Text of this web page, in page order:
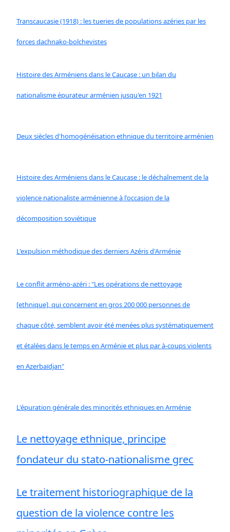
Transcaucasie (1918) : les tueries de populations azéries par les
forces dachnako-bolchevistes
Histoire des Arméniens dans le Caucase : un bilan du
nationalisme épurateur arménien jusqu'en 1921
Deux siècles d'homogénéisation ethnique du territoire arménien
Histoire des Arméniens dans le Caucase : le déchaînement de la
violence nationaliste arménienne à l'occasion de la
décomposition soviétique
L'expulsion méthodique des derniers Azéris d'Arménie
Le conflit arméno-azéri : "Les opérations de nettoyage
[ethnique], qui concernent en gros 200 000 personnes de
chaque côté, semblent avoir été menées plus systématiquement
et étalées dans le temps en Arménie et plus par à-coups violents
en Azerbaïdjan"
L'épuration générale des minorités ethniques en Arménie
Le nettoyage ethnique, principe
fondateur du stato-nationalisme grec
Le traitement historiographique de la
question de la violence contre les